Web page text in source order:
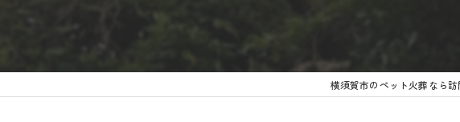
横須賀市のペット火葬なら